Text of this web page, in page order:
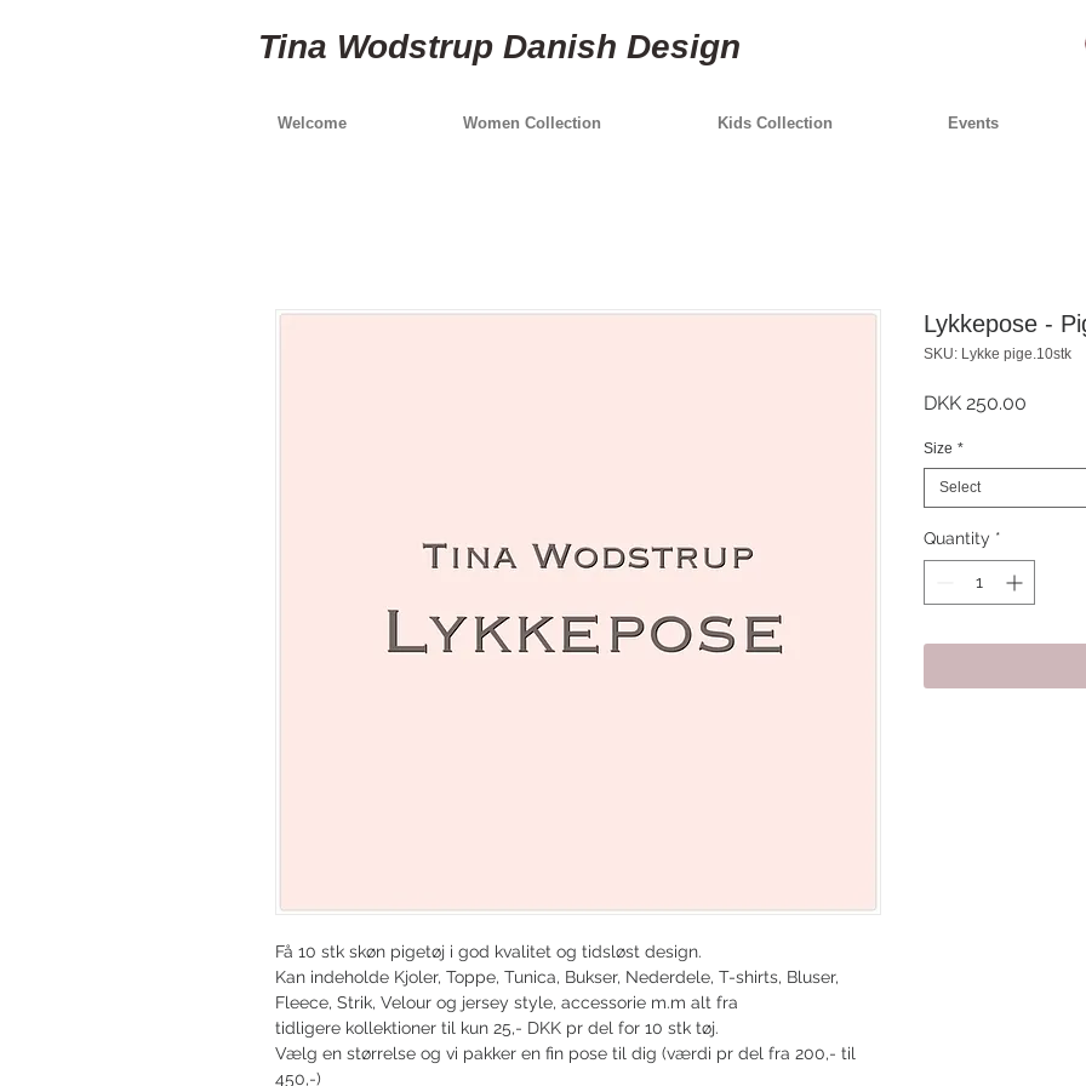
Tina Wodstrup Danish Design
Welcome Women Collection Kids Collection Events
Få 10 stk skøn pigetøj i god kvalitet og tidsløst design.
Kan indeholde Kjoler, Toppe, Tunica, Bukser, Nederdele, T-shirts, Bluser,
Fleece, Strik, Velour og jersey style, accessorie m.m alt fra
tidligere kollektioner til kun 25,- DKK pr del for 10 stk tøj.
Vælg en størrelse og vi pakker en fin pose til dig (værdi pr del fra 200,- til
450,-)
Lykkepose -
SKU: Lykke pige.10stk
DKK 250.00
Size *
Select
Quantity *